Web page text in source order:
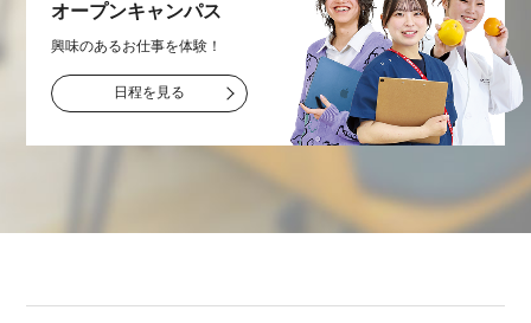
オープンキャンパス
興味のあるお仕事を体験！
日程を見る